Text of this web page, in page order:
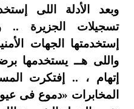
وبعد الأدلة اللى
تسجيلات الجزيرة ..
إستخدمتها الجهات
واللى هــ يستخدمها
إتهام ، .. إفتكرت
المخابرات «دموع فى